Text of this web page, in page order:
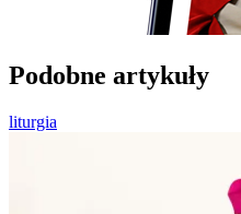
Podobne artykuły
liturgia